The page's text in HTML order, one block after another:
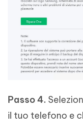
Passo 4.
il tuo telefono e